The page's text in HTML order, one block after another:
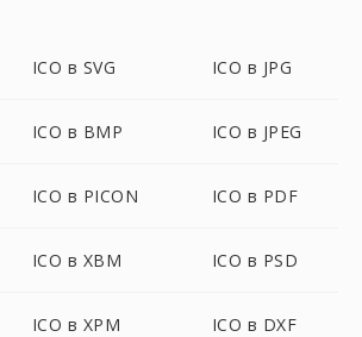
ICO в SVG ICO в JPG
ICO в BMP ICO в JPEG
ICO в PICON ICO в PDF
ICO в XBM ICO в PSD
ICO в XPM ICO в DXF